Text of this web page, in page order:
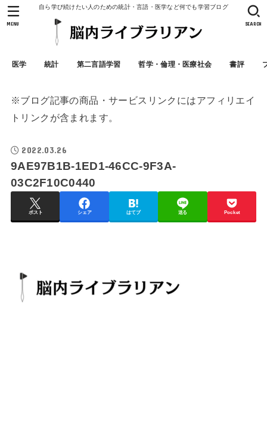
自ら学び続けたい人のための統計・言語・医学など何でも学習ブログ
医学 統計 第二言語学習 哲学・倫理・医療社会 書評
SEARCH
MENU
※ブログ記事の商品・サービスリンクにはアフィリエイ
トリンクが含まれます。
2022.03.26
9AE97B1B-1ED1-46CC-9F3A-
03C2F10C0440
ポスト シェア はてブ 送る Pocket